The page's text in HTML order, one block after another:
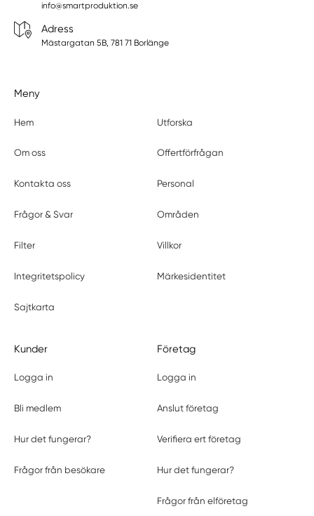
info@smartproduktion.se
Adress
Mästargatan 5B, 781 71 Borlänge
Meny
Hem Utforska
Om oss Offertförfrågan
Kontakta oss Personal
Frågor & Svar Områden
Filter Villkor
Integritetspolicy Märkesidentitet
Sajtkarta
Kunder
Logga in
Bli medlem
Hur det fungerar?
Frågor från besökare
Företag
Logga in
Anslut företag
Verifiera ert företag
Hur det fungerar?
Frågor från elföretag